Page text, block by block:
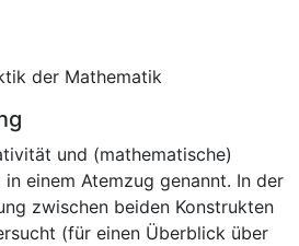
der Mathematik
und (mathematische)
einem Atemzug genannt. In der
zwischen beiden Konstrukten
(für einen Überblick über